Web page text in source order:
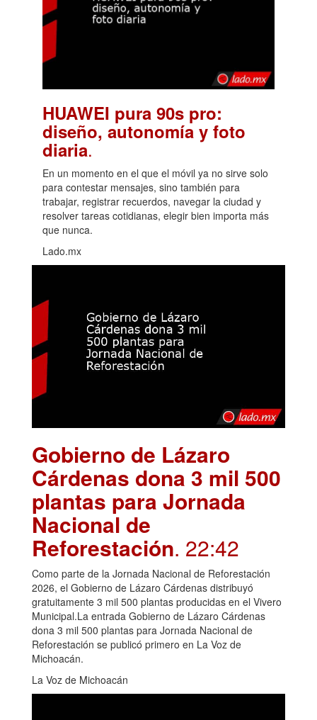
HUAWEI pura 90s pro:
diseño, autonomía y foto
diaria.
En un momento en el que el móvil ya no sirve solo
para contestar mensajes, sino también para
trabajar, registrar recuerdos, navegar la ciudad y
resolver tareas cotidianas, elegir bien importa más
que nunca.
Lado.mx
Gobierno de Lázaro
Cárdenas dona 3 mil 500
plantas para Jornada
Nacional de
Reforestación. 22:42
Como parte de la Jornada Nacional de Reforestación
2026, el Gobierno de Lázaro Cárdenas distribuyó
gratuitamente 3 mil 500 plantas producidas en el Vivero
Municipal.La entrada Gobierno de Lázaro Cárdenas
dona 3 mil 500 plantas para Jornada Nacional de
Reforestación se publicó primero en La Voz de
Michoacán.
La Voz de Michoacán